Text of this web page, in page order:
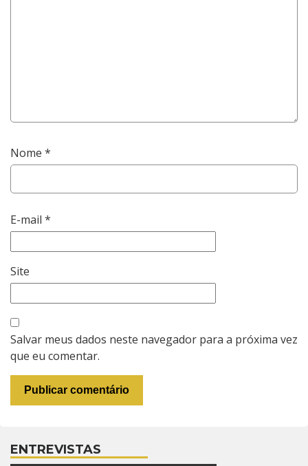
Nome *
E-mail *
Site
Salvar meus dados neste navegador para a próxima vez
que eu comentar.
ENTREVISTAS